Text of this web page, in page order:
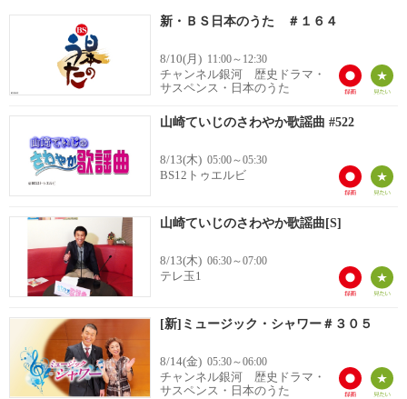
新・ＢＳ日本のうた ＃１６４
8/10(月) 11:00～12:30
チャンネル銀河 歴史ドラマ・
サスペンス・日本のうた
山崎ていじのさわやか歌謡曲 #522
8/13(木) 05:00～05:30
BS12トゥエルビ
山崎ていじのさわやか歌謡曲[S]
8/13(木) 06:30～07:00
テレ玉1
[新]ミュージック・シャワー＃３０５
8/14(金) 05:30～06:00
チャンネル銀河 歴史ドラマ・
サスペンス・日本のうた